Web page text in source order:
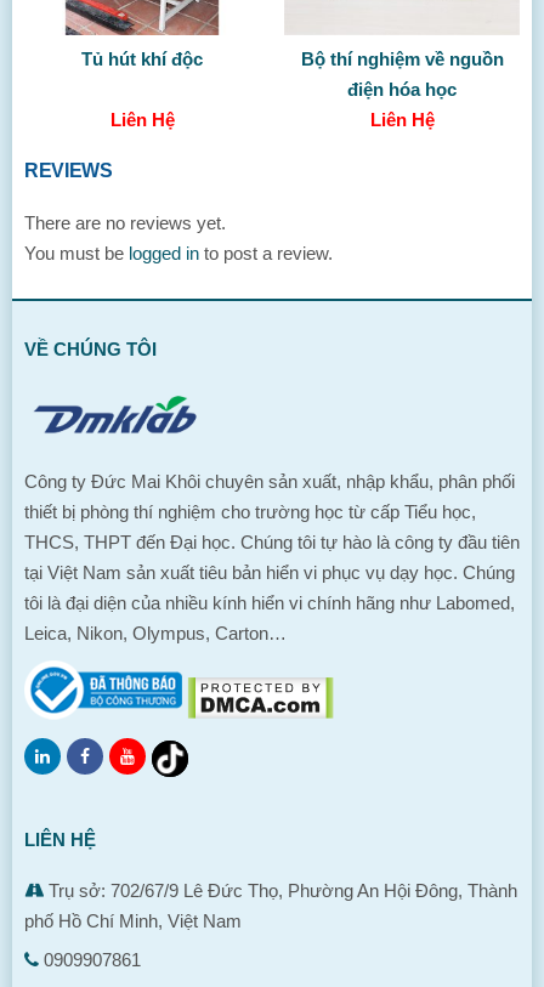
Tủ hút khí độc
Liên Hệ
Bộ thí nghiệm về nguồn
điện hóa học
Liên Hệ
REVIEWS
There are no reviews yet.
You must be logged in to post a review.
VỀ CHÚNG TÔI
Công ty Đức Mai Khôi chuyên sản xuất, nhập khẩu, phân phối
thiết bị phòng thí nghiệm cho trường học từ cấp Tiểu học,
THCS, THPT đến Đại học. Chúng tôi tự hào là công ty đầu tiên
tại Việt Nam sản xuất tiêu bản hiển vi phục vụ dạy học. Chúng
tôi là đại diện của nhiều kính hiển vi chính hãng như Labomed,
Leica, Nikon, Olympus, Carton…
LIÊN HỆ
Trụ sở: 702/67/9 Lê Đức Thọ, Phường An Hội Đông, Thành
phố Hồ Chí Minh, Việt Nam
0909907861